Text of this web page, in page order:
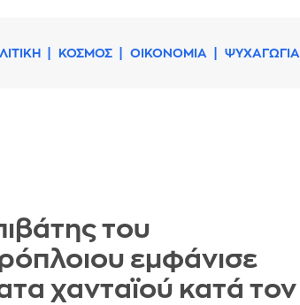
ΚΟΣΜΟΣ ΟΙΚΟΝΟΜΙΑ ΨΥΧΑΓΩΓΙΑ
του
εμφάνισε
χανταϊού κατά τον